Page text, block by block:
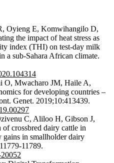
Oyieng E, Komwihangilo D,
the impact of heat stress as
index (THI) on test-day milk
a sub-Sahara African climate.
O, Mwacharo JM, Haile A,
for developing countries –
Genet. 2019;10:413439.
C, Aliloo H, Gibson J,
crossbred dairy cattle in
gains in smallholder dairy
11789.